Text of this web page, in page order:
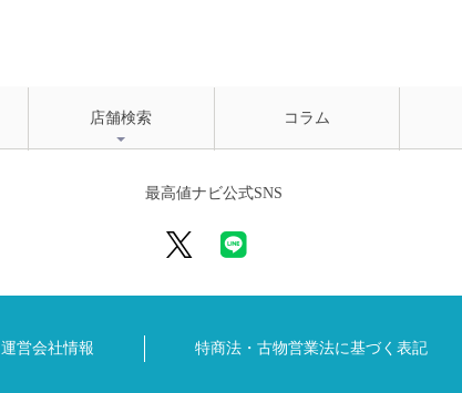
店舗検索 コラム
最高値ナビ公式SNS
運営会社情報 特商法・古物営業法に基づく表記